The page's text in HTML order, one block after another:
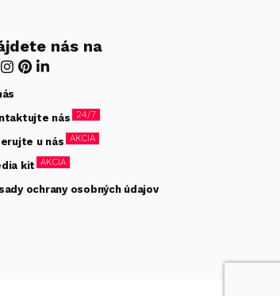
nás na
nás 24/7
u nás AKCIA
kit AKCIA
ochrany osobných údajov